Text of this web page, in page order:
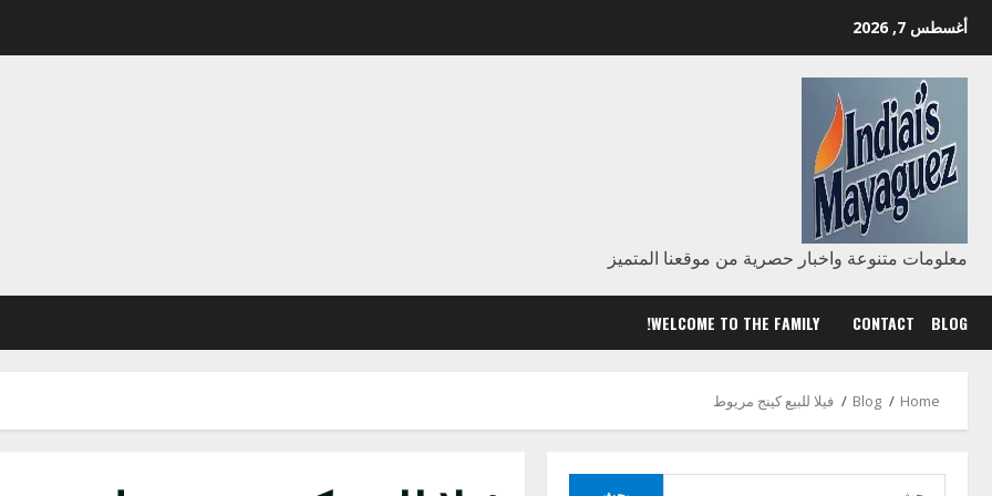
Skip
content
أغسطس 7, 2026
معلومات متنوعة واخبار حصرية من موقعنا المتميز
BLOG
CONTACT
WELCOME TO THE FAMILY!
Home
Blog فيلا للبيع كينج مريوط
البحث